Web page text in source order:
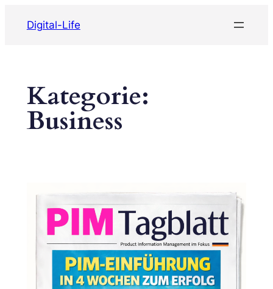
InhaltDigital-Life
Kategorie:
Business